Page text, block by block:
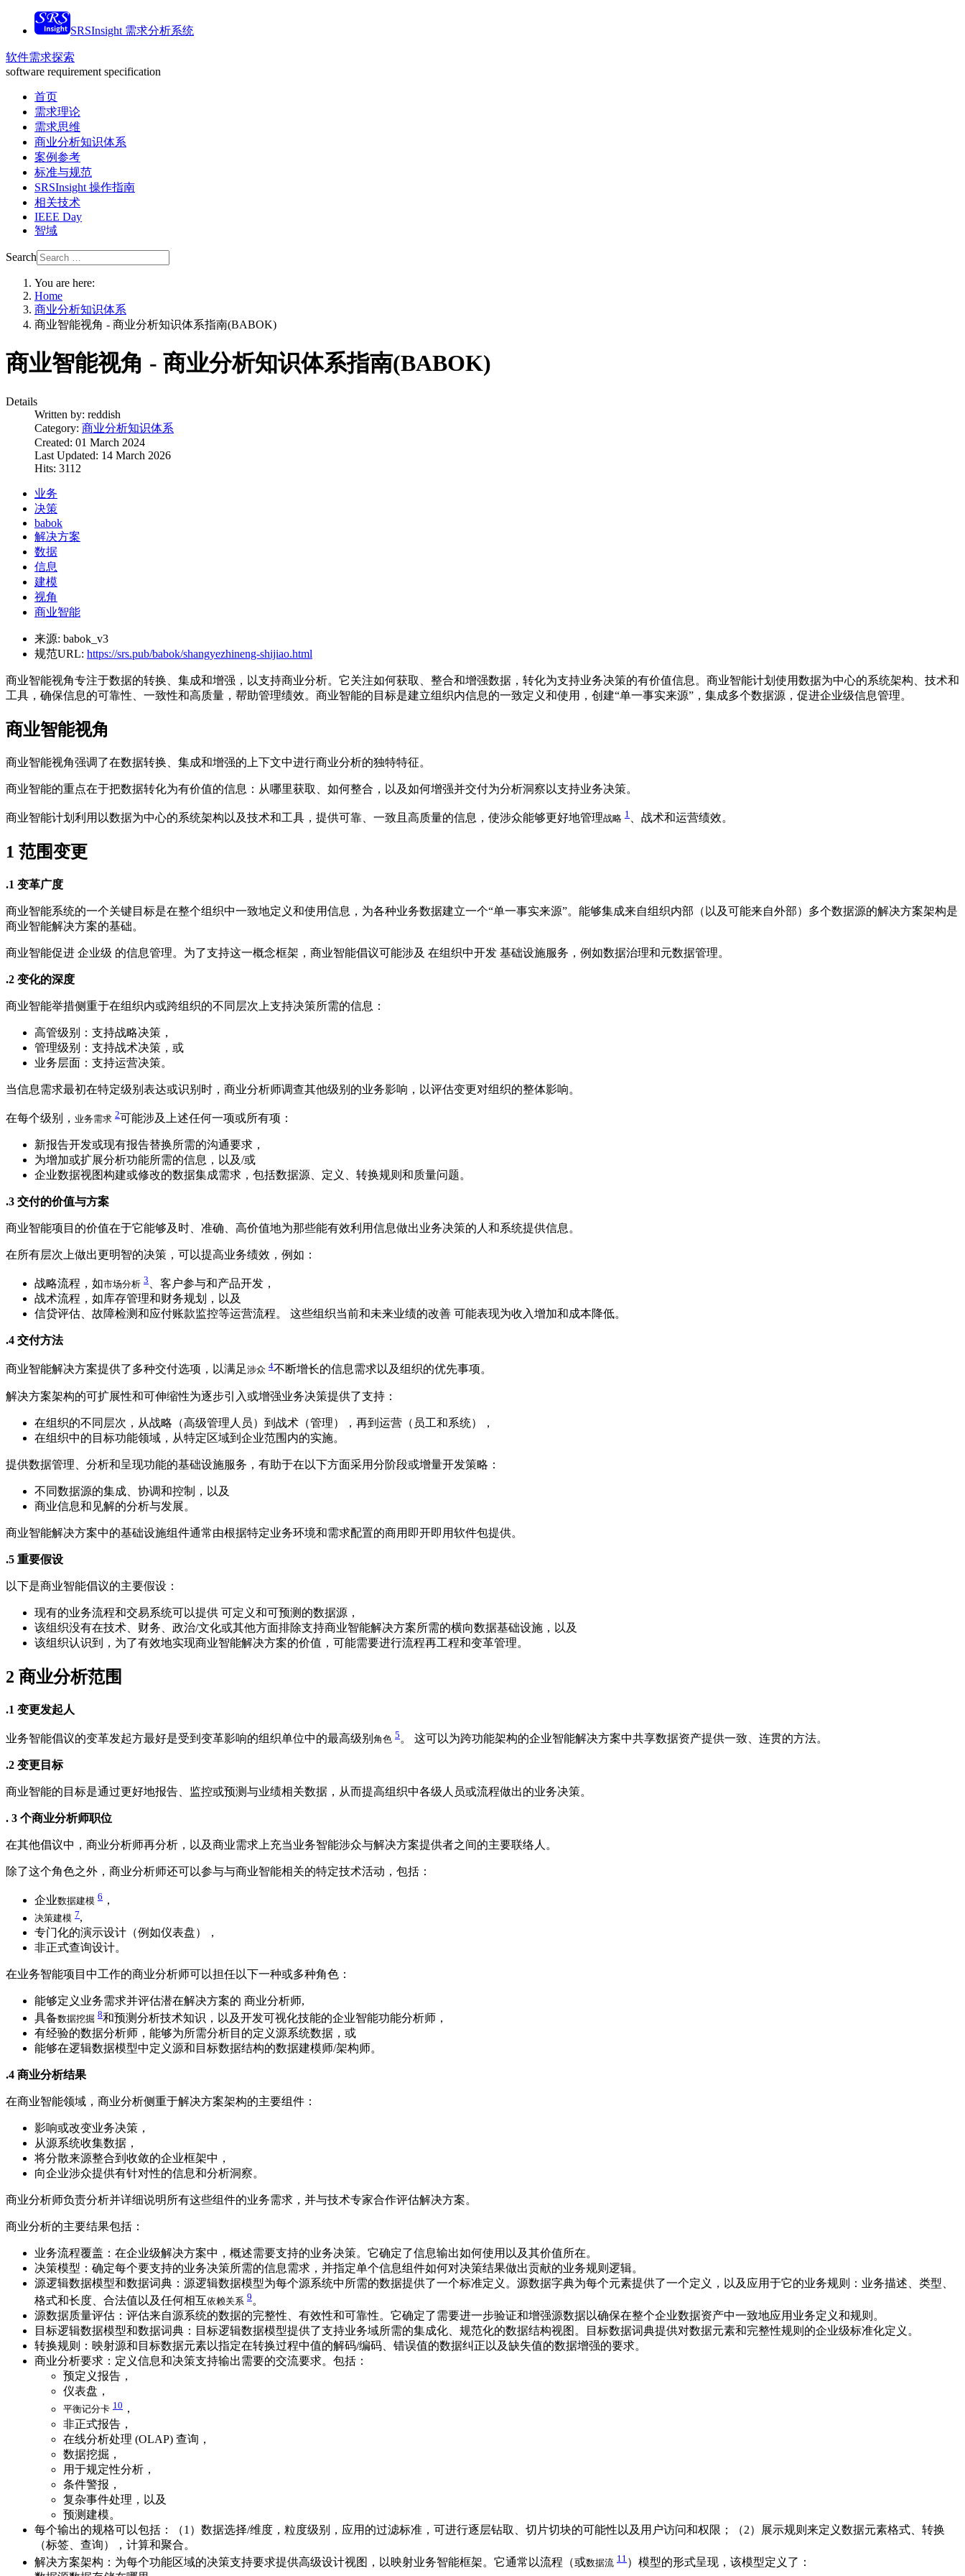
SRSInsight 需求分析系统
软件需求探索
software requirement specification
首页
需求理论
需求思维
商业分析知识体系
案例参考
标准与规范
SRSInsight 操作指南
相关技术
IEEE Day
智域
Search
You are here:
Home
商业分析知识体系
商业智能视角 - 商业分析知识体系指南(BABOK)
商业智能视角 - 商业分析知识体系指南(BABOK)
Details
Written by: reddish
Category: 商业分析知识体系
Created: 01 March 2024
Last Updated: 14 March 2026
Hits: 3112
业务
决策
babok
解决方案
数据
信息
建模
视角
商业智能
来源: babok_v3
规范URL: https://srs.pub/babok/shangyezhineng-shijiao.html
商业智能视角专注于数据的转换、集成和增强，以支持商业分析。它关注如何获取、整合和增强数据，转化为支持业务决策的有价值信息。商业智能计划使用数据为中心的系统架构、技术和
工具，确保信息的可靠性、一致性和高质量，帮助管理绩效。商业智能的目标是建立组织内信息的一致定义和使用，创建“单一事实来源”，集成多个数据源，促进企业级信息管理。
商业智能视角
商业智能视角强调了在数据转换、集成和增强的上下文中进行商业分析的独特特征。
商业智能的重点在于把数据转化为有价值的信息：从哪里获取、如何整合，以及如何增强并交付为分析洞察以支持业务决策。
商业智能计划利用以数据为中心的系统架构以及技术和工具，提供可靠、一致且高质量的信息，使涉众能够更好地管理战略 1 、战术和运营绩效。
1 范围变更
.1 变革广度
商业智能系统的一个关键目标是在整个组织中一致地定义和使用信息，为各种业务数据建立一个“单一事实来源”。能够集成来自组织内部（以及可能来自外部）多个数据源的解决方案架构是
商业智能解决方案的基础。
商业智能促进 企业级 的信息管理。为了支持这一概念框架，商业智能倡议可能涉及 在组织中开发 基础设施服务，例如数据治理和元数据管理。
.2 变化的深度
商业智能举措侧重于在组织内或跨组织的不同层次上支持决策所需的信息：
高管级别：支持战略决策，
管理级别：支持战术决策，或
业务层面：支持运营决策。
当信息需求最初在特定级别表达或识别时，商业分析师调查其他级别的业务影响，以评估变更对组织的整体影响。
在每个级别， 业务需求 2可能涉及上述任何一项或所有项：
新报告开发或现有报告替换所需的沟通要求，
为增加或扩展分析功能所需的信息，以及/或
企业数据视图构建或修改的数据集成需求，包括数据源、定义、转换规则和质量问题。
.3 交付的价值与方案
商业智能项目的价值在于它能够及时、准确、高价值地为那些能有效利用信息做出业务决策的人和系统提供信息。
在所有层次上做出更明智的决策，可以提高业务绩效，例如：
战略流程，如市场分析 3 、客户参与和产品开发，
战术流程，如库存管理和财务规划，以及
信贷评估、故障检测和应付账款监控等运营流程。 这些组织当前和未来业绩的改善 可能表现为收入增加和成本降低。
.4 交付方法
商业智能解决方案提供了多种交付选项，以满足涉众 4不断增长的信息需求以及组织的优先事项。
解决方案架构的可扩展性和可伸缩性为逐步引入或增强业务决策提供了支持：
在组织的不同层次，从战略（高级管理人员）到战术（管理），再到运营（员工和系统），
在组织中的目标功能领域，从特定区域到企业范围内的实施。
提供数据管理、分析和呈现功能的基础设施服务，有助于在以下方面采用分阶段或增量开发策略：
不同数据源的集成、协调和控制，以及
商业信息和见解的分析与发展。
商业智能解决方案中的基础设施组件通常由根据特定业务环境和需求配置的商用即开即用软件包提供。
.5 重要假设
以下是商业智能倡议的主要假设：
现有的业务流程和交易系统可以提供 可定义和可预测的数据源，
该组织没有在技术、财务、政治/文化或其他方面排除支持商业智能解决方案所需的横向数据基础设施，以及
该组织认识到，为了有效地实现商业智能解决方案的价值，可能需要进行流程再工程和变革管理。
2 商业分析范围
.1 变更发起人
业务智能倡议的变革发起方最好是受到变革影响的组织单位中的最高级别 角色 5 。 这可以为跨功能架构的企业智能解决方案中共享数据资产提供一致、连贯的方法。
.2 变更目标
商业智能的目标是通过更好地报告、监控或预测与业绩相关数据，从而提高组织中各级人员或流程做出的业务决策。
. 3 个商业分析师职位
在其他倡议中，商业分析师再分析，以及商业需求上充当业务智能涉众与解决方案提供者之间的主要联络人。
除了这个角色之外，商业分析师还可以参与与商业智能相关的特定技术活动，包括：
企业数据建模 6 ，
决策建模 7,
专门化的演示设计（例如仪表盘），
非正式查询设计。
在业务智能项目中工作的商业分析师可以担任以下一种或多种角色：
能够定义业务需求并评估潜在解决方案的 商业分析师,
具备数据挖掘 8和预测分析技术知识，以及开发可视化技能的企业智能功能分析师，
有经验的数据分析师，能够为所需分析目的定义源系统数据，或
能够在逻辑数据模型中定义源和目标数据结构的数据建模师/架构师。
.4 商业分析结果
在商业智能领域，商业分析侧重于解决方案架构的主要组件：
影响或改变业务决策，
从源系统收集数据，
将分散来源整合到收敛的企业框架中，
向企业涉众提供有针对性的信息和分析洞察。
商业分析师负责分析并详细说明所有这些组件的业务需求，并与技术专家合作评估解决方案。
商业分析的主要结果包括：
业务流程覆盖：在企业级解决方案中，概述需要支持的业务决策。它确定了信息输出如何使用以及其价值所在。
决策模型：确定每个要支持的业务决策所需的信息需求，并指定单个信息组件如何对决策结果做出贡献的业务规则逻辑。
源逻辑数据模型和数据词典：源逻辑数据模型为每个源系统中所需的数据提供了一个标准定义。源数据字典为每个元素提供了一个定义，以及应用于它的业务规则：业务描述、类型、
格式和长度、合法值以及任何相互依赖关系 9 。
源数据质量评估：评估来自源系统的数据的完整性、有效性和可靠性。它确定了需要进一步验证和增强源数据以确保在整个企业数据资产中一致地应用业务定义和规则。
目标逻辑数据模型和数据词典：目标逻辑数据模型提供了支持业务域所需的集成化、规范化的数据结构视图。目标数据词典提供对数据元素和完整性规则的企业级标准化定义。
转换规则：映射源和目标数据元素以指定在转换过程中值的解码/编码、错误值的数据纠正以及缺失值的数据增强的要求。
商业分析要求：定义信息和决策支持输出需要的交流要求。包括：
预定义报告，
仪表盘，
平衡记分卡 10 ，
非正式报告，
在线分析处理 (OLAP) 查询，
数据挖掘，
用于规定性分析，
条件警报，
复杂事件处理，以及
预测建模。
每个输出的规格可以包括：（1）数据选择/维度，粒度级别，应用的过滤标准，可进行逐层钻取、切片切块的可能性以及用户访问和权限；（2）展示规则来定义数据元素格式、转换
（标签、查询），计算和聚合。
解决方案架构：为每个功能区域的决策支持要求提供高级设计视图，以映射业务智能框架。它通常以流程（或数据流 11 ）模型的形式呈现，该模型定义了：